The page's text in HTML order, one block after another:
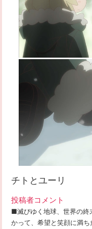
チトとユーリ
投稿者コメント
■滅びゆく地球、世界の終
かって、希望と笑顔に満